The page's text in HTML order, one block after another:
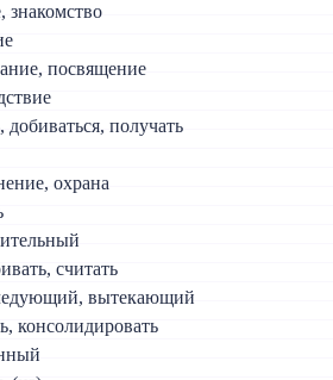
знакомство
посвящение
добиваться, получать
охрана
считать
вытекающий
консолидировать